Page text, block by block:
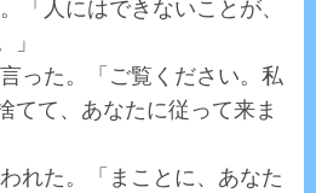
「人にはできないことが、
」
った。「ご覧ください。私
てて、あなたに従って来ま
れた。「まことに、あなた